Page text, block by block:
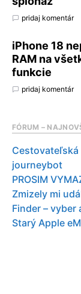
pridaj komentár
iPhone 18
RAM na
funkcie
pridaj komentár
FÓRUM –
Cestovateľská
journeybot
PROSIM
Zmizely mi
Finder –
Starý Apple